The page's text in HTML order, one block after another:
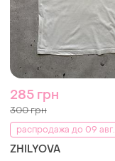
285 грн
300 грн
распродажа до 09 авг.
ZHILYOVA